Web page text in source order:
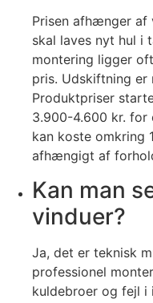
Prisen afhænger af
skal laves nyt hul i
montering ligger
pris. Udskiftning er
Produktpriser
3.900-4.600 kr. for
kan koste omkring
afhængigt af
Kan man
vinduer?
Ja, det er teknisk
professionel
kuldebroer og fejl